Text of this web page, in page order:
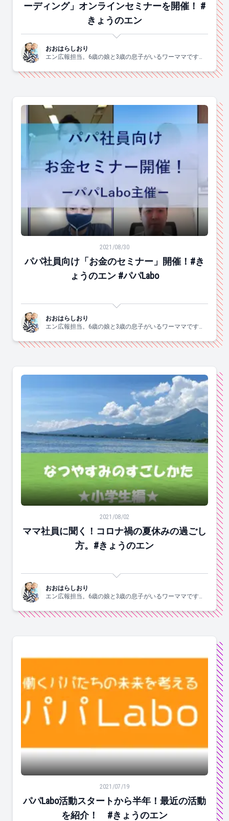
ーディング」オンラインセミナーを開催！ #
きょうのエン
おおはらしおり
エン広報担当。6歳の娘と3歳の息子がいるワーママです。
芸、爆買、歌う、ジャニーズ。
パパ社員向け「お金のセミナー」開催！#きょうのエン #
2021/08/30
パパ社員向け「お金のセミナー」開催！#き
ょうのエン #パパLabo
おおはらしおり
エン広報担当。6歳の娘と3歳の息子がいるワーママです。
芸、爆買、歌う、ジャニーズ。
ママ社員に聞く！コロナ禍の夏休みの過ごし方。#きょ
2021/08/02
ママ社員に聞く！コロナ禍の夏休みの過ごし
方。#きょうのエン
おおはらしおり
エン広報担当。6歳の娘と3歳の息子がいるワーママです。
芸、爆買、歌う、ジャニーズ。
パパLabo活動スタートから半年！最近の活動を紹介！
2021/07/19
パパLabo活動スタートから半年！最近の活動
を紹介！ #きょうのエン